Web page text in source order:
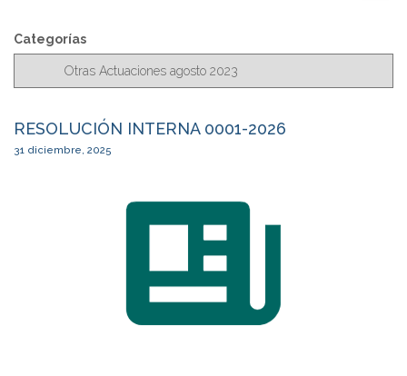
c
a
Categorías
RESOLUCIÓN INTERNA 0001-2026
31 diciembre, 2025